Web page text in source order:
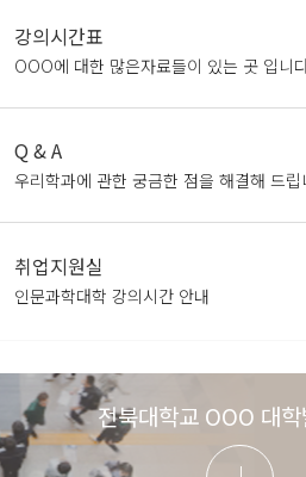
강의시간표
OOO에 대한 많은자료들이 있는 곳 입니
Q & A
우리학과에 관한 궁금한 점을 해결해 드립
취업지원실
인문과학대학 강의시간 안내
전북대학교 OOO 대